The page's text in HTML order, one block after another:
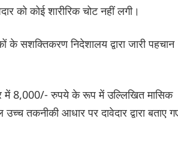
को कोई शारीरिक चोट नहीं लगी।
के सशक्तिकरण निदेशालय द्वारा जारी पहचान
में 8,000/- रुपये के रूप में उल्लिखित मासिक
तकनीकी आधार पर दावेदार द्वारा बताए